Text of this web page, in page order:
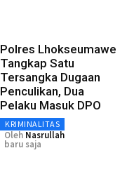
Polres Lhokseumawe
Tangkap Satu
Tersangka Dugaan
Penculikan, Dua
Pelaku Masuk DPO
KRIMINALITAS
Oleh Nasrullah
baru saja